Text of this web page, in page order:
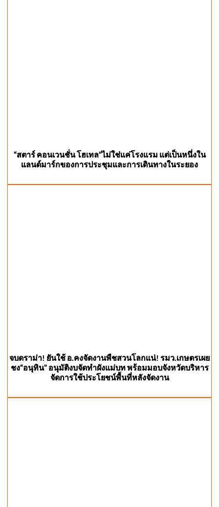
“สตาร์ คอนเวนชั่น โฮเทล”ไม่ใช่แค่โรงแรม แต่เป็นหนึ่งใน
แลนด์มาร์กของการประชุมและการเดินทางในระยอง
จบดราม่า! ยันใช้ อ.คงจัดงานพืชสวนโลกแน่! รมว.เกษตรเผย
ชง“อนุทิน” อนุมัติงบจัดทำผังแม่บท พร้อมมอบจังหวัดบริหาร
จัดการใช้ประโยชน์พื้นที่หลังจัดงาน